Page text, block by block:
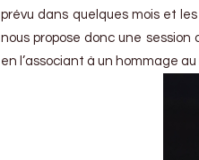
prévu dans quelques mois et
nous propose donc une
en l’associant à un hommage